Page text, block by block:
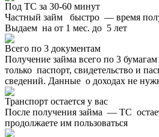
Под ТС за 30-60 минут
Частный займ быстро — время
Выдаем на от 1 мес. до 5 лет
Всего по 3 документам
Получение займа всего по 3
только паспорт, свидетельство и
сведений. Данные о доходах не
Транспорт остается у вас
После получения займа — ТС
продолжаете им пользоваться